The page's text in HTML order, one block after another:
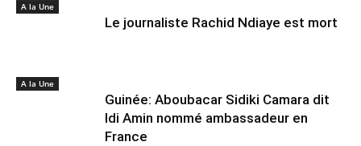
A la Une
Le journaliste Rachid Ndiaye est mort
A la Une
Guinée: Aboubacar Sidiki Camara dit
Idi Amin nommé ambassadeur en
France